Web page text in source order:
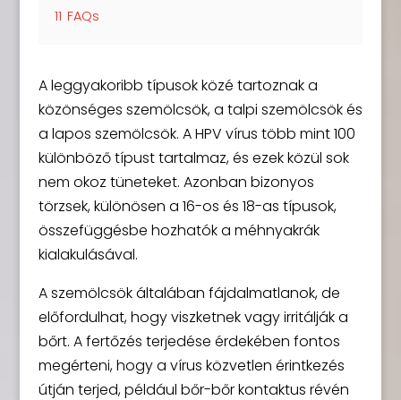
11 FAQs
A leggyakoribb típusok közé tartoznak a
közönséges szemölcsök, a talpi szemölcsök és
a lapos szemölcsök. A HPV vírus több mint 100
különböző típust tartalmaz, és ezek közül sok
nem okoz tüneteket. Azonban bizonyos
törzsek, különösen a 16-os és 18-as típusok,
összefüggésbe hozhatók a méhnyakrák
kialakulásával.
A szemölcsök általában fájdalmatlanok, de
előfordulhat, hogy viszketnek vagy irritálják a
bőrt. A fertőzés terjedése érdekében fontos
megérteni, hogy a vírus közvetlen érintkezés
útján terjed, például bőr-bőr kontaktus révén